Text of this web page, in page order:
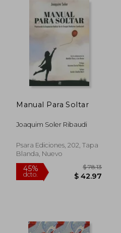
dcto.
Manual Para Soltar
Joaquim Soler Ribaudi
Psara Ediciones, 202, Tapa
Blanda, Nuevo